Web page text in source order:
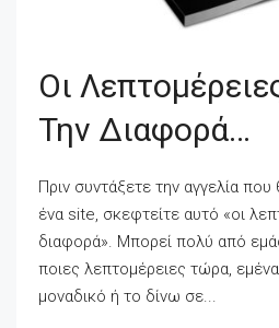
Οι
Την Διαφορά…
Πριν συντάξετε την αγγελία
ένα site, σκεφτείτε αυτό «οι
διαφορά». Μπορεί πολύ από
ποιες λεπτομέρειες τώρα,
μοναδικό ή το δίνω σε...